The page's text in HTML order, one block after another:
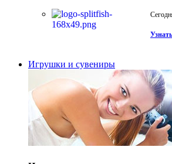
Игрушки и сувениры